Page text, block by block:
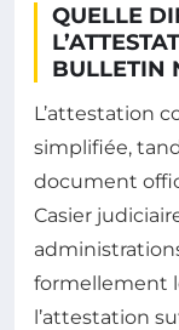
QUELLE
BULLETIN
L’attestation
simplifiée,
document
Casier
formellement
l’attestation